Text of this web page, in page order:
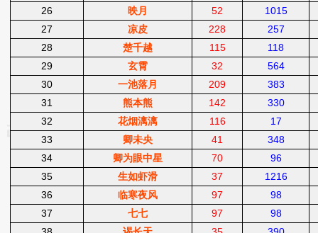
26
映月 52
1015
27
凉皮 228
257
28
楚千越 115
118
29
玄霄 32
564
30
一池落月 209
383
31
熊本熊 142
330
32
花烟漓漓 116
17
33
卿未央 41
348
34
卿为眼中星 70
96
35
生如虾滑 37
1216
36
临寒夜风 97
98
37
七七 97
98